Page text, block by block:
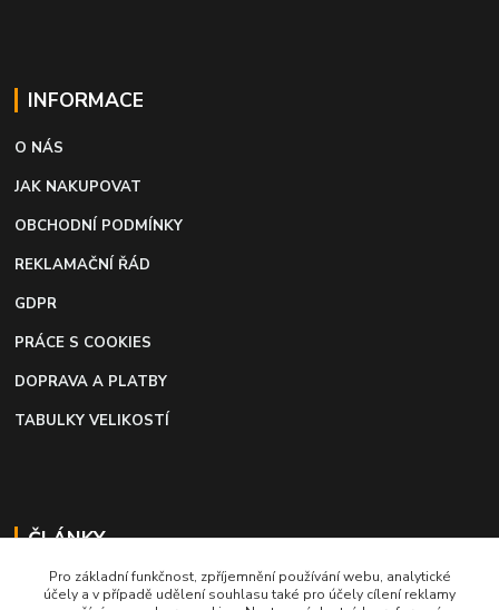
INFORMACE
O NÁS
JAK NAKUPOVAT
OBCHODNÍ PODMÍNKY
REKLAMAČNÍ ŘÁD
GDPR
PRÁCE S COOKIES
DOPRAVA A PLATBY
TABULKY VELIKOSTÍ
ČLÁNKY
Profi lepidlo na boty a kůži
Pro základní funkčnost, zpříjemnění používání webu, analytické
účely a v případě udělení souhlasu také pro účely cílení reklamy